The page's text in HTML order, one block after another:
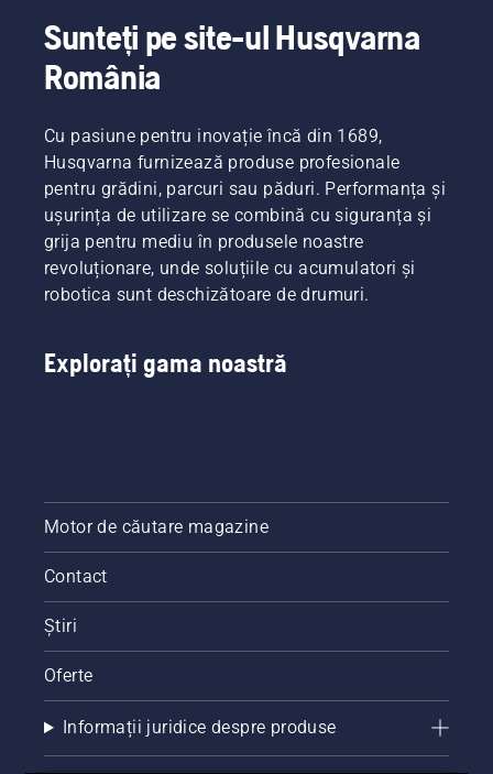
Sunteți pe site-ul Husqvarna
România
Cu pasiune pentru inovație încă din 1689,
Husqvarna furnizează produse profesionale
pentru grădini, parcuri sau păduri. Performanța și
ușurința de utilizare se combină cu siguranța și
grija pentru mediu în produsele noastre
revoluționare, unde soluțiile cu acumulatori și
robotica sunt deschizătoare de drumuri.
Explorați gama noastră
Motor de căutare magazine
Contact
Știri
Oferte
Informații juridice despre produse